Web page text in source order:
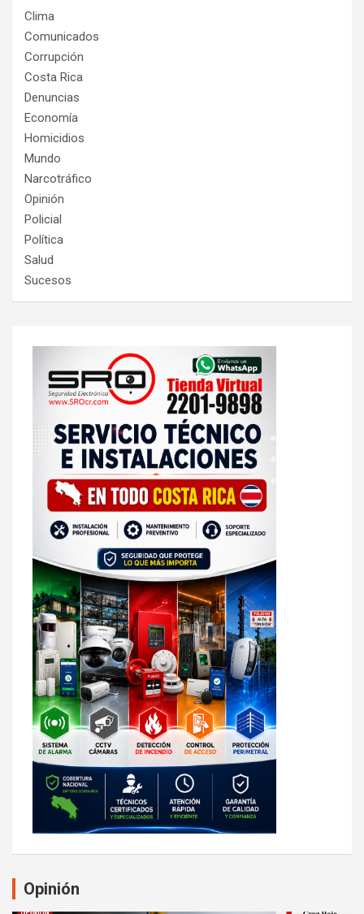
Clima
Comunicados
Corrupción
Costa Rica
Denuncias
Economía
Homicidios
Mundo
Narcotráfico
Opinión
Policial
Política
Salud
Sucesos
Opinión